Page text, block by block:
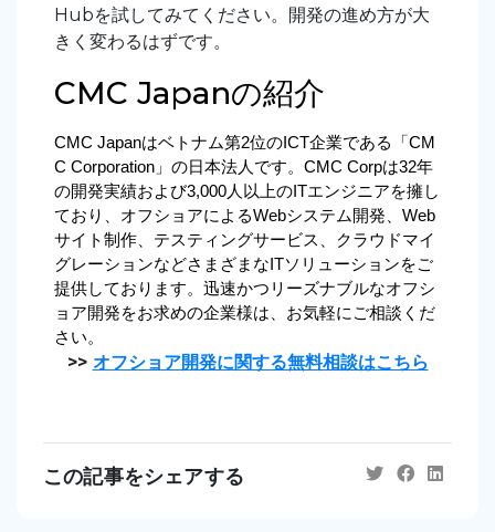
Hubを試してみてください。開発の進め方が大
きく変わるはずです。
CMC Japanの紹介
CMC Japanはベトナム第2位のICT企業である「CM
C Corporation」の日本法人です。CMC Corpは32年
の開発実績および3,000人以上のITエンジニアを擁し
ており、オフショアによるWebシステム開発、Web
サイト制作、テスティングサービス、クラウドマイ
グレーションなどさまざまなITソリューションをご
提供しております。迅速かつリーズナブルなオフシ
ョア開発をお求めの企業様は、お気軽にご相談くだ
さい。
>> オフショア開発に関する無料相談はこちら
この記事をシェアする